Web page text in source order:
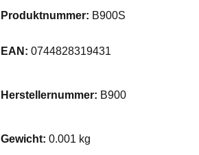
Produktnummer: B900S
EAN: 0744828319431
Herstellernummer: B900
Gewicht: 0.001 kg